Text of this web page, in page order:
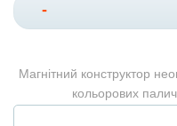
-
Магнітний конструктор
кольорових